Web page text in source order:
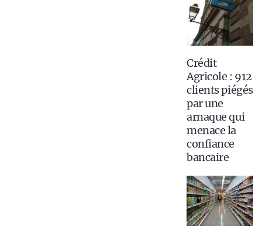
Crédit
Agricole : 912
clients piégés
par une
arnaque qui
menace la
confiance
bancaire